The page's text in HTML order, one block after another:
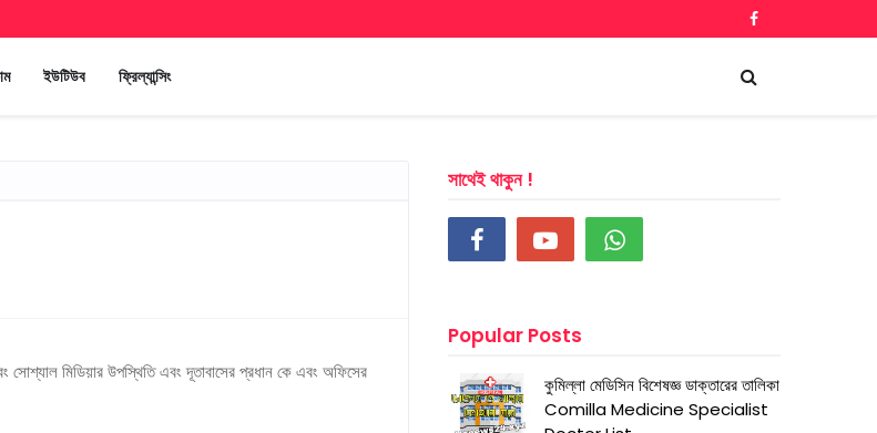
ইউটিউব ফ্রিল্যান্সিং
সোশ্যাল মিডিয়ার উপস্থিতি এবং দূতাবাসের প্রধান কে এবং অফিসের
সাথেই থাকুন !
Popular Posts
কুমিল্লা মেডিসিন বিশেষজ্ঞ ডাক্তারের তালিকা
Comilla Medicine Specialist